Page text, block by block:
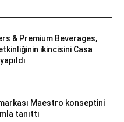
& Premium Beverages,
ikincisini Casa
Maestro konseptini
tanıttı